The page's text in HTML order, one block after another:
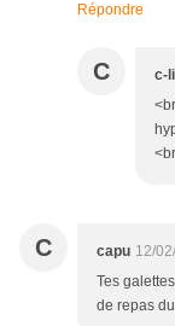
Répondre
C c-
C capu 12/
Tes
de repas